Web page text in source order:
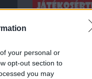
your personal or
opt-out section to
you may